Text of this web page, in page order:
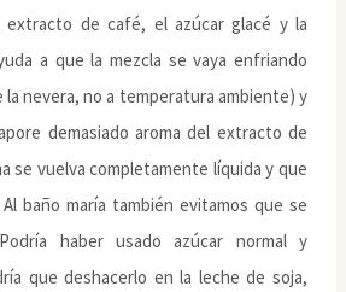
extracto de café, el azúcar glacé y la
a que la mezcla se vaya enfriando
nevera, no a temperatura ambiente) y
demasiado aroma del extracto de
se vuelva completamente líquida y que
baño maría también evitamos que se
haber usado azúcar normal y
que deshacerlo en la leche de soja,